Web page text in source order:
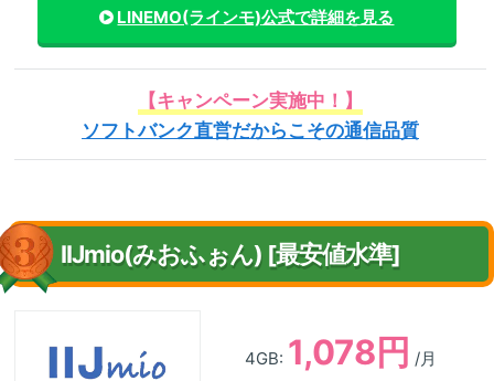
LINEMO(ラインモ)公式で詳細を見る
【キャンペーン実施中！】
ソフトバンク直営だからこその通信品質
IIJmio(みおふぉん) [最安値水準]
4GB: 1,078円 /月